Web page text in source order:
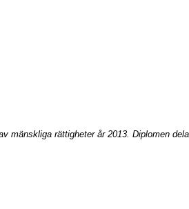
mänskliga rättigheter år 2013. Diplomen